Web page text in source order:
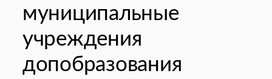
муниципальные
учреждения
допобразования